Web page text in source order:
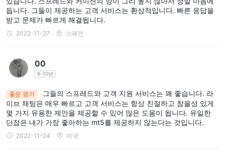
듭니다. 그들이 제공하는 고객 서비스는 환상적입니다. 빠른 응답을
받고 문제가 빠르게 해결됩니다.
2022-11-27 스페인
00
6-10년
좋은 평가
그들의 스프레드와 고객 지원 서비스는 꽤 좋습니다. 라
이브 채팅은 매우 빠르고 고객 서비스는 항상 친절하고 참을성 있게
몇 가지 유용한 제안을 제공할 수 있어 많은 도움이 됩니다. 유일한
단점은 내가 가장 좋아하는 mt5를 제공하지 않는다는 것입니다.
2022-11-24 미국